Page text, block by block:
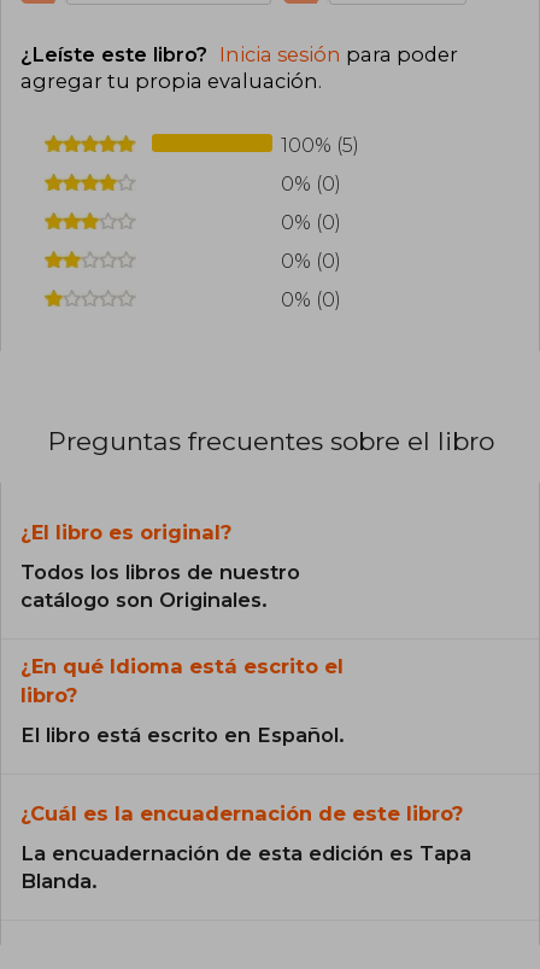
¿Leíste este libro? Inicia sesión para poder
agregar tu propia evaluación.
100% (5)
0% (0)
0% (0)
0% (0)
0% (0)
Preguntas frecuentes sobre el libro
¿El libro es original?
Todos los libros de nuestro
catálogo son Originales.
¿En qué Idioma está escrito el
libro?
El libro está escrito en Español.
¿Cuál es la encuadernación de este libro?
La encuadernación de esta edición es Tapa
Blanda.